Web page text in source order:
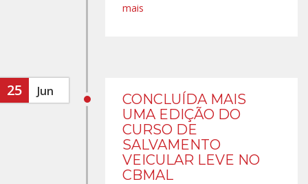
mais
25 Jun
CONCLUÍDA MAIS
UMA EDIÇÃO DO
CURSO DE
SALVAMENTO
VEICULAR LEVE NO
CBMAL